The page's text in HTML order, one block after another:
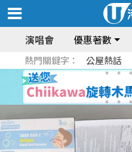
演唱會 優惠著數
熱門關鍵字： 公屋熱話